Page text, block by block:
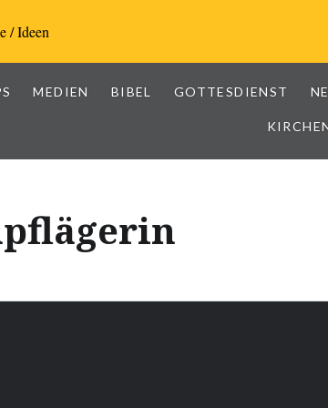
MEDIEN BIBEL GOTTESDIENST
/ Ideen